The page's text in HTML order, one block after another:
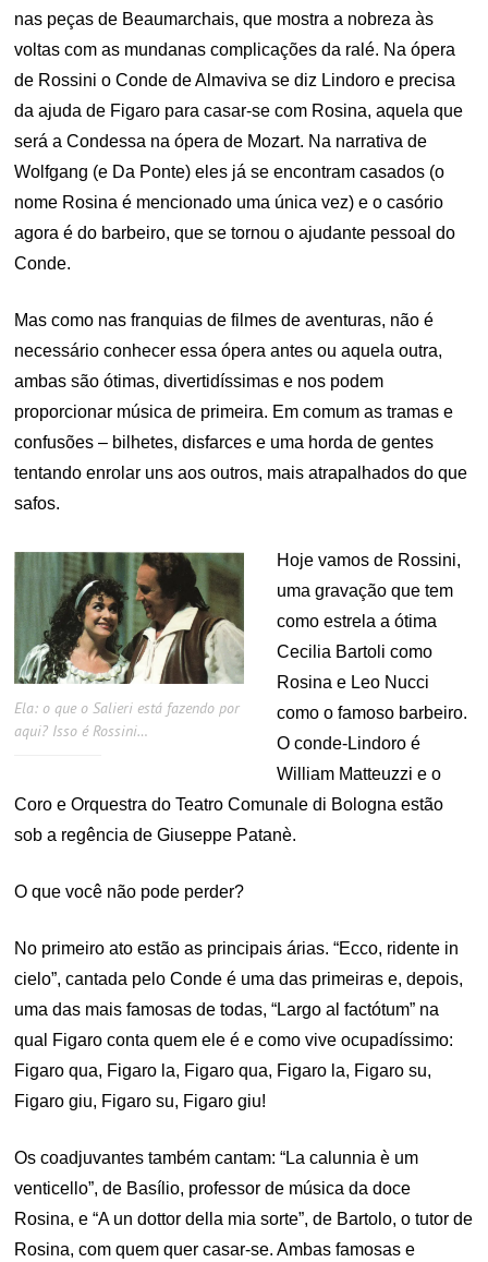
nas peças de Beaumarchais, que mostra a nobreza às
voltas com as mundanas complicações da ralé. Na ópera
de Rossini o Conde de Almaviva se diz Lindoro e precisa
da ajuda de Figaro para casar-se com Rosina, aquela que
será a Condessa na ópera de Mozart. Na narrativa de
Wolfgang (e Da Ponte) eles já se encontram casados (o
nome Rosina é mencionado uma única vez) e o casório
agora é do barbeiro, que se tornou o ajudante pessoal do
Conde.
Mas como nas franquias de filmes de aventuras, não é
necessário conhecer essa ópera antes ou aquela outra,
ambas são ótimas, divertidíssimas e nos podem
proporcionar música de primeira. Em comum as tramas e
confusões – bilhetes, disfarces e uma horda de gentes
tentando enrolar uns aos outros, mais atrapalhados do que
safos.
Ela: o que o Salieri está fazendo por
aqui? Isso é Rossini…
Hoje vamos de Rossini,
uma gravação que tem
como estrela a ótima
Cecilia Bartoli como
Rosina e Leo Nucci
como o famoso barbeiro.
O conde-Lindoro é
William Matteuzzi e o
Coro e Orquestra do Teatro Comunale di Bologna estão
sob a regência de Giuseppe Patanè.
O que você não pode perder?
No primeiro ato estão as principais árias. “Ecco, ridente in
cielo”, cantada pelo Conde é uma das primeiras e, depois,
uma das mais famosas de todas, “Largo al factótum” na
qual Figaro conta quem ele é e como vive ocupadíssimo:
Figaro qua, Figaro la, Figaro qua, Figaro la, Figaro su,
Figaro giu, Figaro su, Figaro giu!
Os coadjuvantes também cantam: “La calunnia è um
venticello”, de Basílio, professor de música da doce
Rosina, e “A un dottor della mia sorte”, de Bartolo, o tutor de
Rosina, com quem quer casar-se. Ambas famosas e